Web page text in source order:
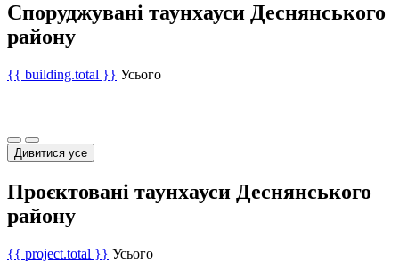
Споруджувані таунхауси Деснянського
району
{{ building.total }} Усього
Дивитися усе
Проєктовані таунхауси Деснянського
району
{{ project.total }} Усього